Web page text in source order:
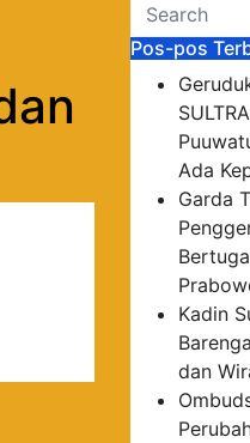
Pos-pos
Ada
Garda
Kadin
dan